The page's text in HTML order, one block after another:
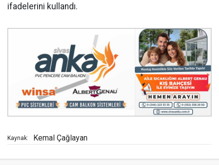
ifadelerini kullandı.
Kaynak: Kemal Çağlayan